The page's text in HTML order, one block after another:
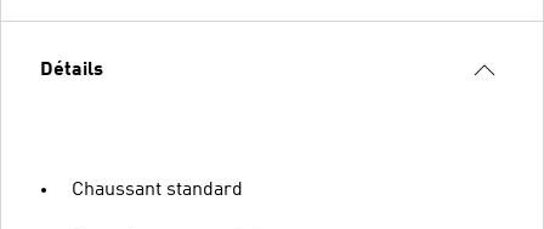
Détails
Chaussant standard